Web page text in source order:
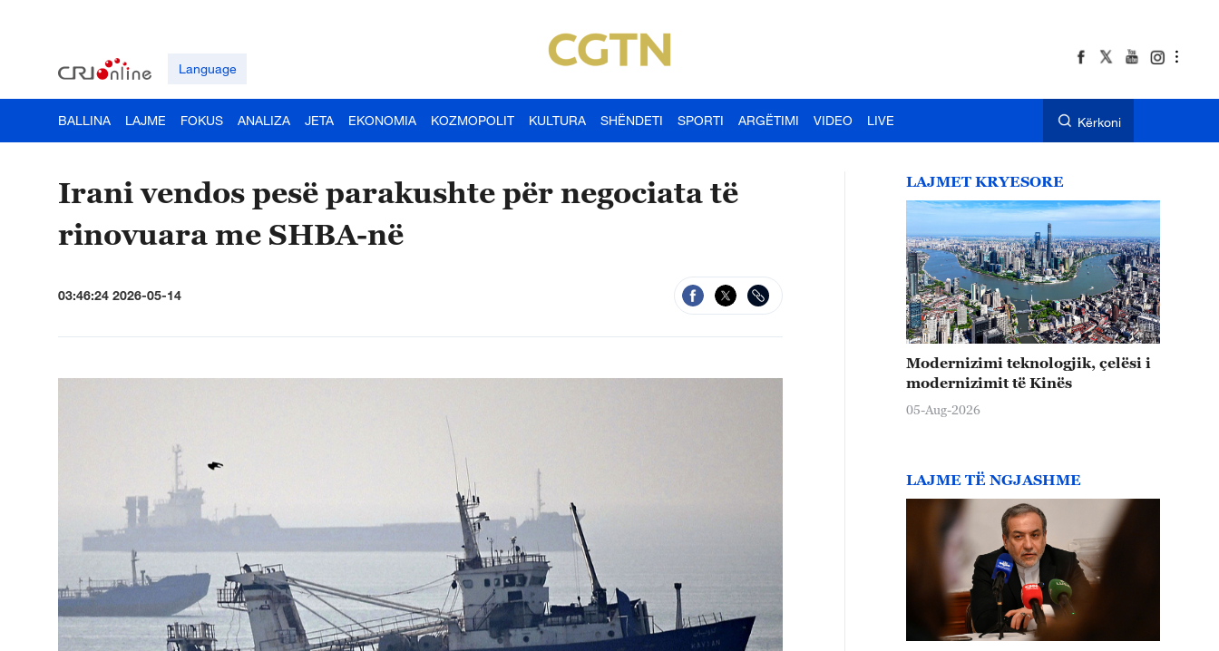
Language
BALLINA LAJME FOKUS ANALIZA JETA EKONOMIA KOZMOPOLIT KULTURA SHËNDETI SPORTI ARGËTIMI VIDEO LIVE Kërkoni
Irani vendos pesë parakushte për negociata të
rinovuara me SHBA-në
03:46:24 2026-05-14
LAJMET KRYESORE
Modernizimi teknologjik, çelësi i
modernizimit të Kinës
05-Aug-2026
LAJME TË NGJASHME